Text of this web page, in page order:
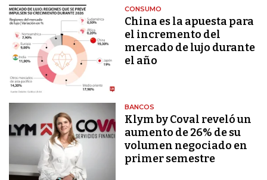
CONSUMO
China es la apuesta para
el incremento del
mercado de lujo durante
el año
BANCOS
Klym by Coval reveló un
aumento de 26% de su
volumen negociado en
primer semestre